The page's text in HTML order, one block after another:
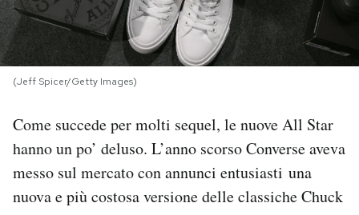
I MIEI PREFERITI
SHOP
CALENDARIO
AREA PERSONALE
(Jeff Spicer/Getty Images)
Come succede per molti sequel, le nuove All Star
hanno un po’ deluso. L’anno scorso Converse aveva
messo sul mercato con annunci entusiasti una
nuova e più costosa versione delle classiche Chuck